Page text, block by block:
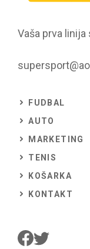
Vaša prva
FUDBAL
AUTO
MARKETING
TENIS
KOŠARKA
KONTAKT